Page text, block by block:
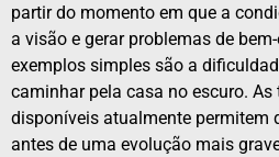
partir do momento em que a
a visão e gerar problemas de
exemplos simples são a
caminhar pela casa no escuro.
disponíveis atualmente permitem
antes de uma evolução mais